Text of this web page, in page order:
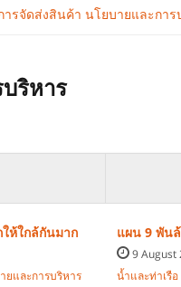
รจัดส่งสินค้า นโยบายและการ
ริหาร
ห้ใกล้กันมาก
ยและการบริหาร
แผน 9 พัน
9 August
น้ำและท่าเรือ